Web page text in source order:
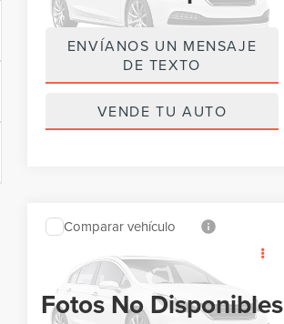
Por favor, revise luego
64,878 mi Ext.
ENVÍANOS UN MENSAJE
DE TEXTO
VENDE TU AUTO
Fotos No Disponibles
2022
LARIAT
VIN:1FTEW1C87NFA48143Valores:NFA48143
Modelo:W1C
Call for Pricing &
Availability
MEJOR PRECIO:
Comparar vehículo